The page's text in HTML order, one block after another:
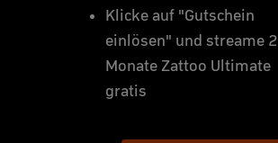
Klicke auf "Gutschein
einlösen" und streame 2
Monate Zattoo Ultimate
gratis